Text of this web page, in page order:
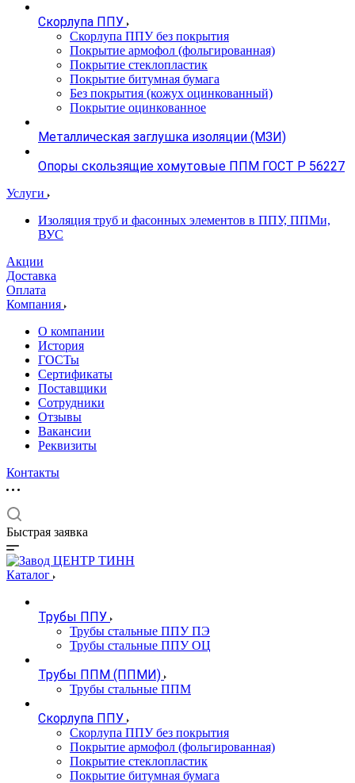
Скорлупа ППУ
Скорлупа ППУ без покрытия
Покрытие армофол (фольгированная)
Покрытие стеклопластик
Покрытие битумная бумага
Без покрытия (кожух оцинкованный)
Покрытие оцинкованное
Металлическая заглушка изоляции (МЗИ)
Опоры скользящие хомутовые ППМ ГОСТ Р 56227
Услуги
Изоляция труб и фасонных элементов в ППУ, ППМи,
ВУС
Акции
Доставка
Оплата
Компания
О компании
История
ГОСТы
Сертификаты
Поставщики
Сотрудники
Отзывы
Вакансии
Реквизиты
Контакты
Быстрая заявка
Каталог
Трубы ППУ
Трубы стальные ППУ ПЭ
Трубы стальные ППУ ОЦ
Трубы ППМ (ППМИ)
Трубы стальные ППМ
Скорлупа ППУ
Скорлупа ППУ без покрытия
Покрытие армофол (фольгированная)
Покрытие стеклопластик
Покрытие битумная бумага